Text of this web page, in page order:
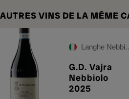
AUTRES VINS DE LA MÊME
Langhe Nebbiolo DOC
G.D. Vajra
Nebbiolo
2025